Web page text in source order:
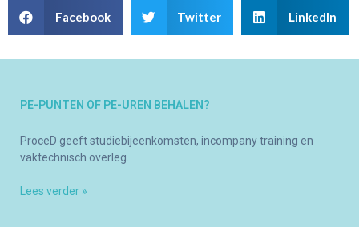
Facebook Twitter LinkedIn
PE-PUNTEN OF PE-UREN BEHALEN?
ProceD geeft studiebijeenkomsten, incompany training en
vaktechnisch overleg.
Lees verder »